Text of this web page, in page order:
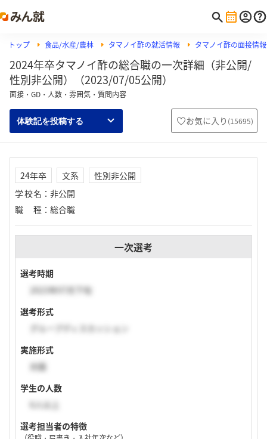
トップ 食品/水産/農林 タマノイ酢の就活情報 タマノイ酢の面接情
2024年卒タマノイ酢の総合職の一次詳細（非公開/
性別非公開）（2023/07/05公開）
面接・GD・人数・雰囲気・質問内容
体験記を投稿する お気に入り (15695)
24年卒 文系
性別非公開
学校名 ： 非公開
職種 ： 総合職
一次選考
選考時期
2023年07月下旬
選考形式
グループディスカッション
実施形式
対面
学生の人数
6人以上
選考担当者の特徴